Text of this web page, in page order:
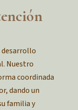
desarrollo
Nuestro
coordinada
dando un
familia y